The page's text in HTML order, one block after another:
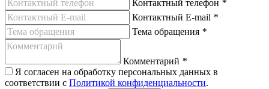
Контактный телефон *
Контактный E-mail *
Тема обращения *
Комментарий *
Я согласен на обработку персональных данных в
соответствии с Политикой конфиденциальности.